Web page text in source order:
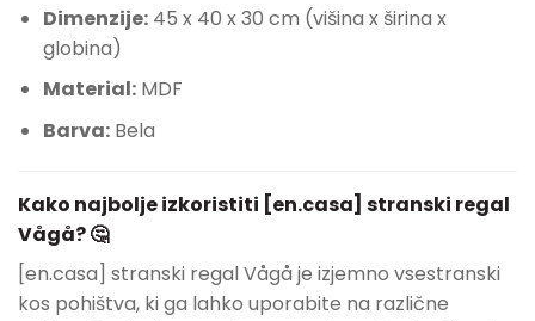
Dimenzije:45 x 40 x 30 cm (višina x širina x
globina)
Material:MDF
Barva:Bela
Kako najbolje izkoristiti [en.casa] stranski regal
Vågå? 🤔
[en.casa] stranski regal Vågå je izjemno vsestranski
kos pohištva, ki ga lahko uporabite na različne